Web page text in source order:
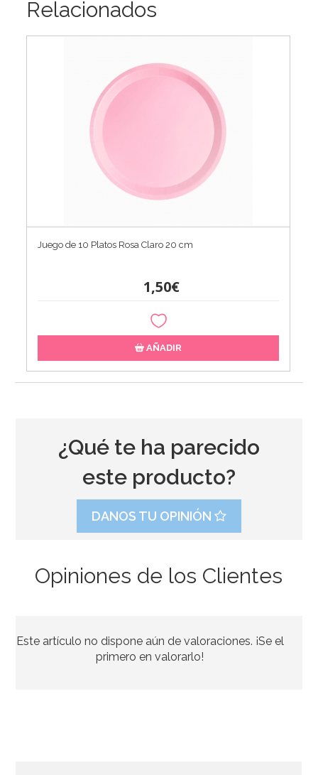
Relacionados
Juego de 10 Platos Rosa Claro 20 cm
1,50€
AÑADIR
¿Qué te ha parecido
este producto?
DANOS TU OPINIÓN
Opiniones de los Clientes
Este artículo no dispone aún de valoraciones. ¡Se el
primero en valorarlo!